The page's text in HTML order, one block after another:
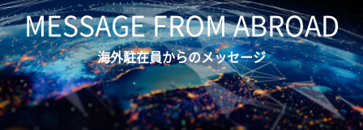
METALEXを知る
人を知る
MESSAGE FROM ABROAD
海外駐在員からのメッセージ